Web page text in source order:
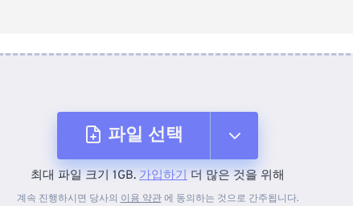
파일 선택
장치에서
최대 파일 크기 1GB. 가입하기 더 많은 것을 위해
계속 진행하시면 당사의 이용 약관에 동의하는 것으로 간주됩니다.